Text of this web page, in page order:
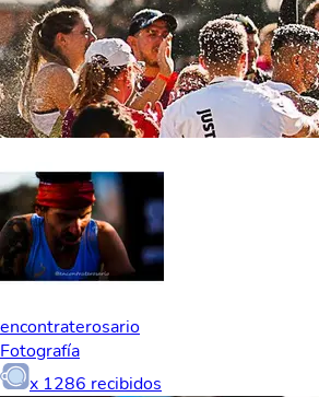
encontraterosario
Fotografía
x 1286 recibidos